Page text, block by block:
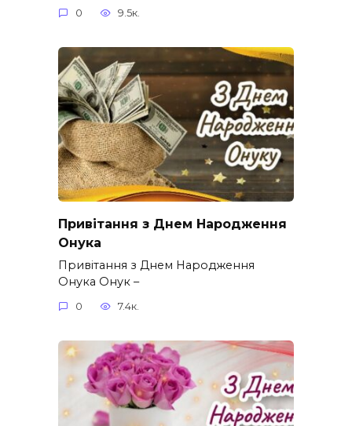
0 9.5к.
Привітання з Днем Народження
Онука
Привітання з Днем Народження
Онука Онук –
0 7.4к.